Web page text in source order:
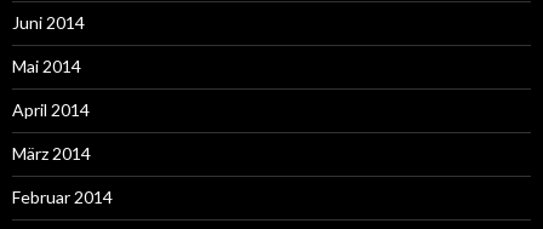
Juni 2014
Mai 2014
April 2014
März 2014
Februar 2014